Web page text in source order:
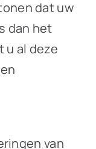
dat uw
dan het
u al deze
van